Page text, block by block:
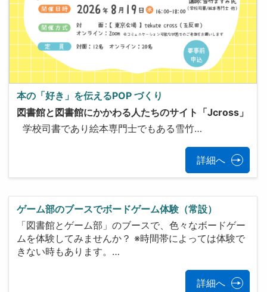
本の「好き」を伝えるPOP づくり
図書館と図書館にかかわる人たちのサイト「Jcross」
学校司書であり絵本専門士でもある雪竹…
詳細へ
ゲーム部のブースでボードゲーム体験（常設）
「図書館とゲーム部」のブースで、色々なボードゲー
ムを体験してみませんか？ ※時間帯によっては体験で
きない時もあります。…
詳細へ